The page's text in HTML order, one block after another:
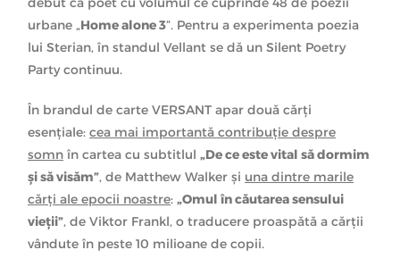
urbane „Home alone 3”. Pentru a experimenta poezia
lui Sterian, în standul Vellant se dă un Silent Poetry
Party continuu.
În brandul de carte VERSANT apar două cărți
esențiale: cea mai importantă contribuție despre
somn în cartea cu subtitlul „De ce este vital să dormim
și să visăm”, de Matthew Walker și una dintre marile
cărți ale epocii noastre: „Omul în căutarea sensului
vieții”, de Viktor Frankl, o traducere proaspătă a cărții
vândute în peste 10 milioane de copii.